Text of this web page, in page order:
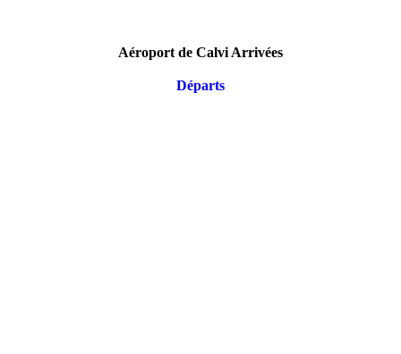
Aéroport de Calvi Arrivées
Départs